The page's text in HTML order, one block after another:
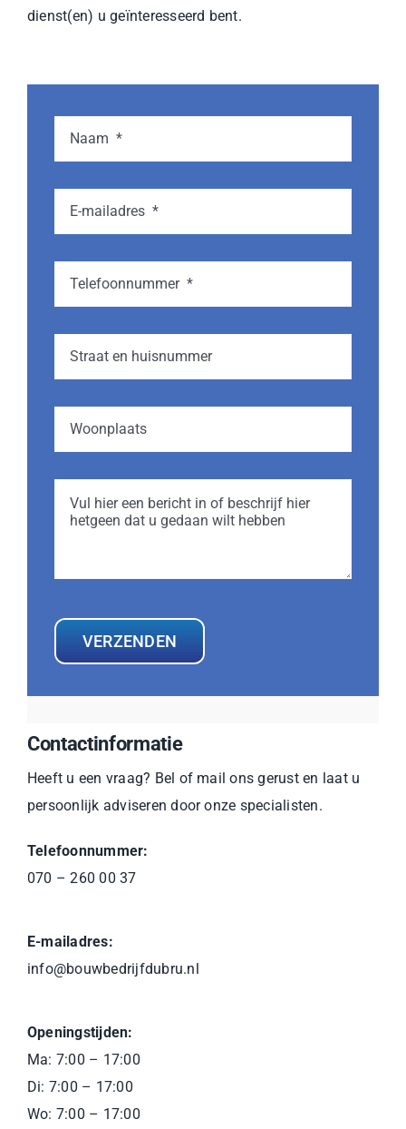
dienst(en) u geïnteresseerd bent.
VERZENDEN
Contactinformatie
Heeft u een vraag? Bel of mail ons gerust en laat u
persoonlijk adviseren door onze specialisten.
Telefoonnummer:
070 – 260 00 37
E-mailadres:
info@bouwbedrijfdubru.nl
Openingstijden:
Ma: 7:00 – 17:00
Di: 7:00 – 17:00
Wo: 7:00 – 17:00